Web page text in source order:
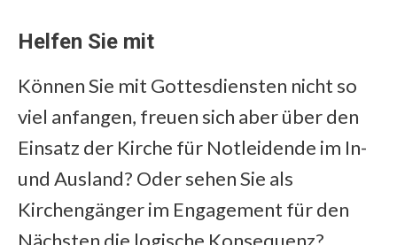
Helfen Sie mit
Können Sie mit Gottesdiensten nicht so
viel anfangen, freuen sich aber über den
Einsatz der Kirche für Notleidende im In-
und Ausland? Oder sehen Sie als
Kirchengänger im Engagement für den
Nächsten die logische Konsequenz?